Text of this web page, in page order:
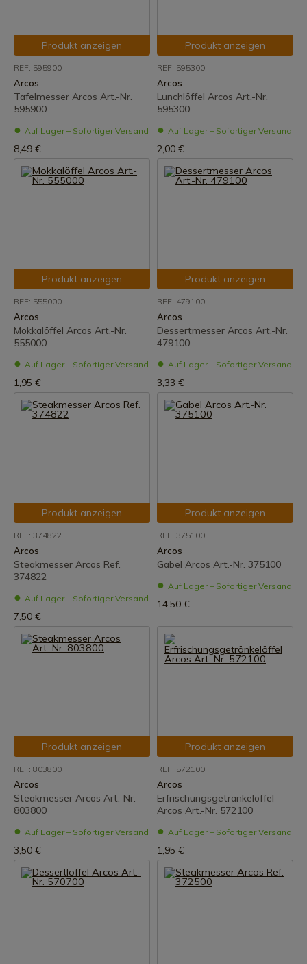
Produkt anzeigen
REF: 595900
Arcos
Tafelmesser Arcos Art.-Nr.
595900
Auf Lager – Sofortiger Versand
8,49 €
Produkt anzeigen
REF: 595300
Arcos
Lunchlöffel Arcos Art.-Nr.
595300
Auf Lager – Sofortiger Versand
2,00 €
Produkt anzeigen
REF: 555000
Arcos
Mokkalöffel Arcos Art.-Nr.
555000
Auf Lager – Sofortiger Versand
1,95 €
Produkt anzeigen
REF: 479100
Arcos
Dessertmesser Arcos Art.-Nr.
479100
Auf Lager – Sofortiger Versand
3,33 €
Produkt anzeigen
REF: 374822
Arcos
Steakmesser Arcos Ref.
374822
Auf Lager – Sofortiger Versand
7,50 €
Produkt anzeigen
REF: 375100
Arcos
Gabel Arcos Art.-Nr. 375100
Auf Lager – Sofortiger Versand
14,50 €
Produkt anzeigen
REF: 803800
Arcos
Steakmesser Arcos Art.-Nr.
803800
Auf Lager – Sofortiger Versand
3,50 €
Produkt anzeigen
REF: 572100
Arcos
Erfrischungsgetränkelöffel
Arcos Art.-Nr. 572100
Auf Lager – Sofortiger Versand
1,95 €